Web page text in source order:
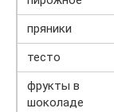
пряники
тесто
фрукты в
шоколаде